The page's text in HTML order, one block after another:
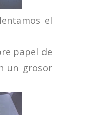
el
papel de
un grosor